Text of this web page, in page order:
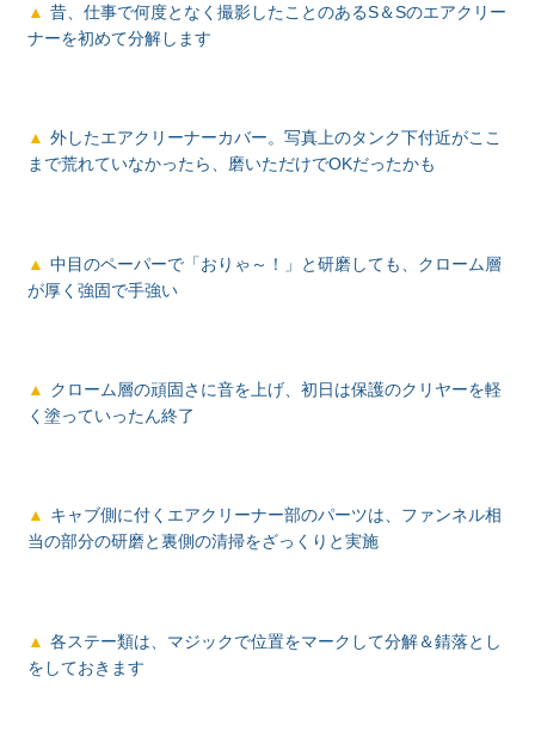
昔、仕事で何度となく撮影したことのあるS＆Sのエアクリー
ナーを初めて分解します
外したエアクリーナーカバー。写真上のタンク下付近がここ
まで荒れていなかったら、磨いただけでOKだったかも
中目のペーパーで「おりゃ～！」と研磨しても、クローム層
が厚く強固で手強い
クローム層の頑固さに音を上げ、初日は保護のクリヤーを軽
く塗っていったん終了
キャブ側に付くエアクリーナー部のパーツは、ファンネル相
当の部分の研磨と裏側の清掃をざっくりと実施
各ステー類は、マジックで位置をマークして分解＆錆落とし
をしておきます